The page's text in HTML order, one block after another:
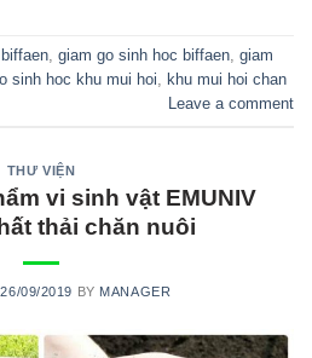
biffaen, giam go sinh hoc biffaen, giam
sinh hoc khu mui hoi, khu mui hoi chan
Leave a comment
THƯ VIỆN
vi sinh vật EMUNIV
thải chăn nuôi
26/09/2019 BY MANAGER